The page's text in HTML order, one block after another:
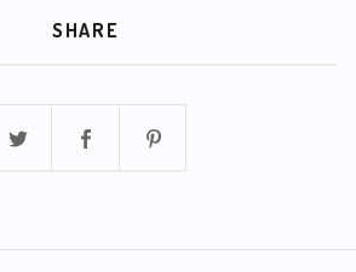
SHARE